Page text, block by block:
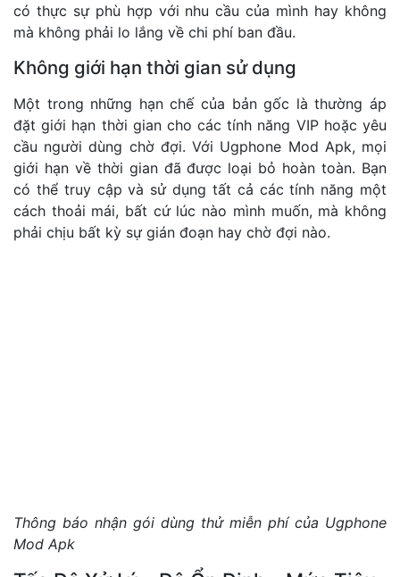
có thực sự phù hợp với nhu cầu của mình hay không
mà không phải lo lắng về chi phí ban đầu.
Không giới hạn thời gian sử dụng
Một trong những hạn chế của bản gốc là thường áp
đặt giới hạn thời gian cho các tính năng VIP hoặc yêu
cầu người dùng chờ đợi. Với Ugphone Mod Apk, mọi
giới hạn về thời gian đã được loại bỏ hoàn toàn. Bạn
có thể truy cập và sử dụng tất cả các tính năng một
cách thoải mái, bất cứ lúc nào mình muốn, mà không
phải chịu bất kỳ sự gián đoạn hay chờ đợi nào.
Thông báo nhận gói dùng thử miễn phí của Ugphone
Mod Apk